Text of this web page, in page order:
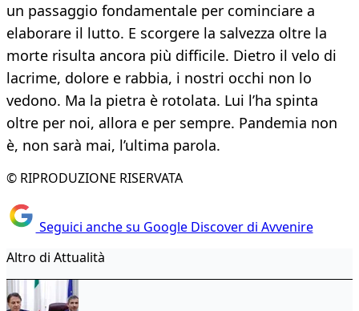
un passaggio fondamentale per cominciare a
elaborare il lutto. E scorgere la salvezza oltre la
morte risulta ancora più difficile. Dietro il velo di
lacrime, dolore e rabbia, i nostri occhi non lo
vedono. Ma la pietra è rotolata. Lui l’ha spinta
oltre per noi, allora e per sempre. Pandemia non
è, non sarà mai, l’ultima parola.
© RIPRODUZIONE RISERVATA
Seguici anche su Google Discover di Avvenire
Altro di Attualità